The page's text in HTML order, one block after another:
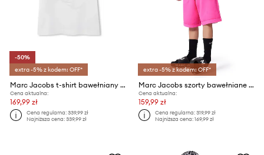
-50%
extra -5% z kodem: OFF*
Marc Jacobs t-shirt bawełniany dziecięcy
Cena aktualna:
169,99 zł
Cena regularna:339,99 zł
Najniższa cena:339,99 zł
extra -5% z kodem: OFF*
Marc Jacobs szorty bawełniane dziecięce
Cena aktualna:
159,99 zł
Cena regularna:319,99 zł
Najniższa cena:169,99 zł